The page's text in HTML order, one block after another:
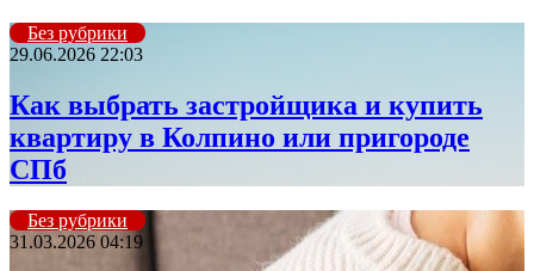
Без рубрики
29.06.2026 22:03
Как выбрать застройщика и купить
квартиру в Колпино или пригороде
СПб
Без рубрики
31.03.2026 04:19